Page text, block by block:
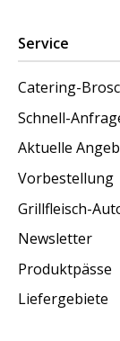
Service
Catering-
Schnell-
Aktuelle
Vorbestellung
Grillfleisch-
Newsletter
Produktpässe
Liefergebiete